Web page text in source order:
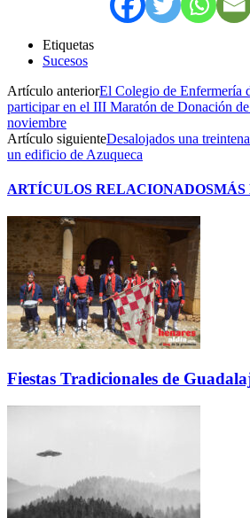
Etiquetas
Sucesos
Artículo anteriorEl Colegio de Enfermería
participar en el III Maratón de Donación
noviembre
Artículo siguienteDesalojados una
un edificio de Azuqueca
ARTÍCULOS RELACIONADOSMÁS
Fiestas Tradicionales de